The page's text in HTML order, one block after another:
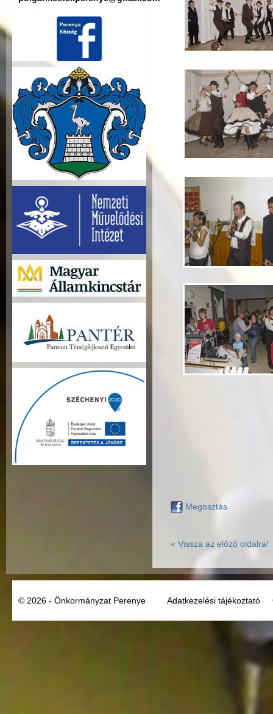
Megosztás
« Vissza az előző oldalra!
© 2026 - Önkormányzat Perenye Adatkezelési tájékoztató